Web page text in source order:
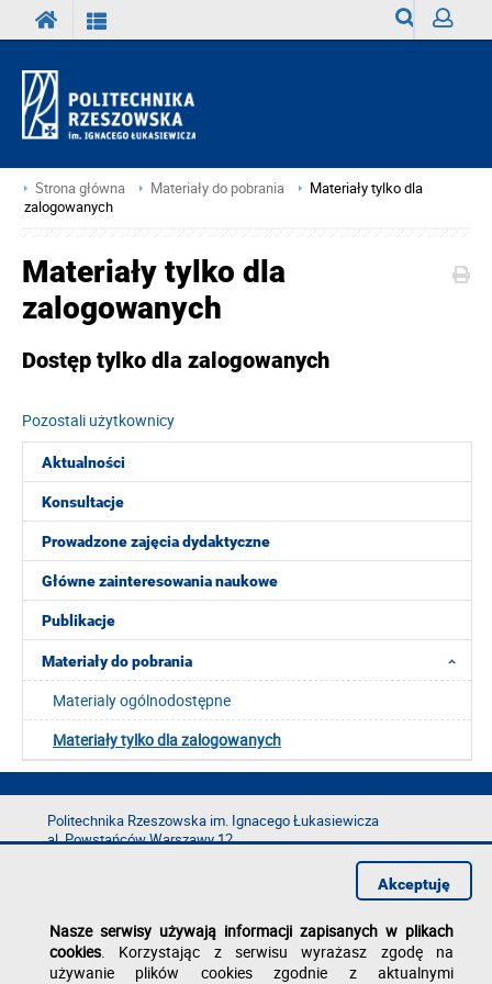
Strona główna Materiały do pobrania
Materiały tylko dla
zalogowanych
Aktualności
Konsultacje
Prowadzone zajęcia dydaktyczne
Główne zainteresowania naukowe
Publikacje
Materiały do pobrania
Materialy ogólnodostępne
Materiały tylko dla zalogowanych
Materiały tylko dla
zalogowanych
Dostęp tylko dla zalogowanych
Pozostali użytkownicy
Politechnika Rzeszowska im. Ignacego Łukasiewicza
al. Powstańców Warszawy 12
e-mail:kancelaria@prz.edu.pl
Deklaracja dostępności
Nasze serwisy używają informacji zapisanych w plikach
cookies. Korzystając z serwisu wyrażasz zgodę na
używanie plików cookies zgodnie z aktualnymi
Akceptuję